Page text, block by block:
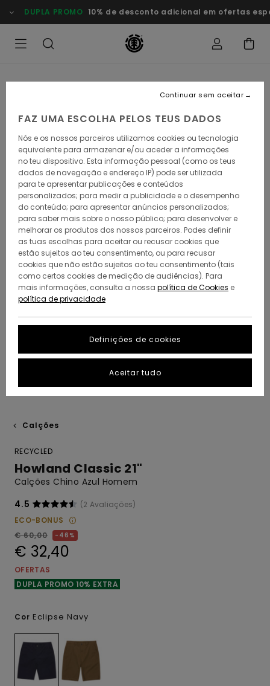
para
a
DUPLA PROMO 10% de desconto adicional em ofertas
Calções
RECYCLED
Howland Classic 21"
Calções Chino Azul Homem
4.5
(2 Avaliações)
ECO-BONUS
€ 60,00
46%
€ 32,40
OFERTAS
DUPLA PROMO 10% EXTRA
Cor Eclipse Navy
FAZ UMA ESCOLHA PELOS TEUS DADOS
Nós e os nossos parceiros utilizamos cookies ou tecnologia
equivalente para armazenar e/ou aceder a informações
no teu dispositivo. Esta informação pessoal (como os teus
dados de navegação e endereço IP) pode ser utilizada
para te apresentar publicações e conteúdos
personalizados; para medir a publicidade e o desempenho
do conteúdo; para apresentar anúncios personalizados;
para saber mais sobre o nosso público; para desenvolver e
melhorar os produtos dos nossos parceiros. Podes definir
as tuas escolhas para aceitar ou recusar cookies que
estão sujeitos ao teu consentimento, ou para recusar
cookies que não estão sujeitos ao teu consentimento (tais
como certos cookies de medição de audiências). Para
mais informações, consulta a nossa política de Cookies e
política de privacidade
Definições de cookies
Continuar sem aceitar
Aceitar tudo